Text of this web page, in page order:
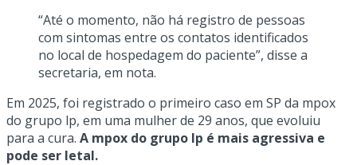
“Até o momento, não há registro de pessoas
com sintomas entre os contatos identificados
no local de hospedagem do paciente”, disse a
secretaria, em nota.
Em 2025, foi registrado o primeiro caso em SP da mpox
do grupo lp, em uma mulher de 29 anos, que evoluiu
para a cura. A mpox do grupo lp é mais agressiva e
pode ser letal.